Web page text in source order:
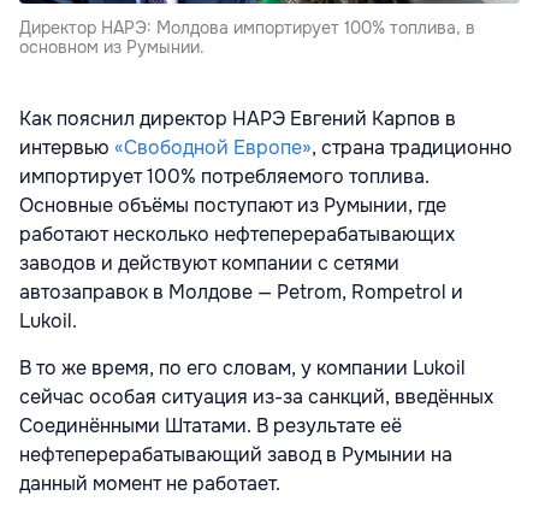
Директор НАРЭ: Молдова импортирует 100% топлива, в
основном из Румынии.
Как пояснил директор НАРЭ Евгений Карпов в
интервью «Свободной Европе», страна традиционно
импортирует 100% потребляемого топлива.
Основные объёмы поступают из Румынии, где
работают несколько нефтеперерабатывающих
заводов и действуют компании с сетями
автозаправок в Молдове — Petrom, Rompetrol и
Lukoil.
В то же время, по его словам, у компании Lukoil
сейчас особая ситуация из-за санкций, введённых
Соединёнными Штатами. В результате её
нефтеперерабатывающий завод в Румынии на
данный момент не работает.